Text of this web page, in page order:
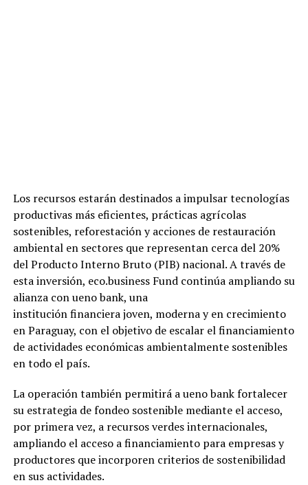
Los recursos estarán destinados a impulsar tecnologías
productivas más eficientes, prácticas agrícolas
sostenibles, reforestación y acciones de restauración
ambiental en sectores que representan cerca del 20%
del Producto Interno Bruto (PIB) nacional. A través de
esta inversión, eco.business Fund continúa ampliando su
alianza con ueno bank, una
institución financiera joven, moderna y en crecimiento
en Paraguay, con el objetivo de escalar el financiamiento
de actividades económicas ambientalmente sostenibles
en todo el país.
La operación también permitirá a ueno bank fortalecer
su estrategia de fondeo sostenible mediante el acceso,
por primera vez, a recursos verdes internacionales,
ampliando el acceso a financiamiento para empresas y
productores que incorporen criterios de sostenibilidad
en sus actividades.